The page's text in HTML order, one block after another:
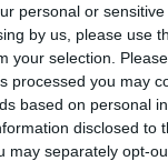
personal or
by us, please use
your selection.
processed you may
based on personal
disclosed to
may separately opt-
(Kloen bør koges i lidt
kan laves på almindelig
anden fisk, f.eks.